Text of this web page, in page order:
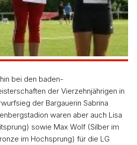
bei den baden-
der Vierzehnjährigen in
der Bargauerin Sabrina
waren aber auch Lisa
sowie Max Wolf (Silber im
im Hochsprung) für die LG